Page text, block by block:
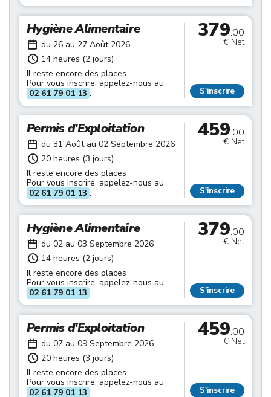
Hygiène Alimentaire
du 26 au 27 Août 2026
14 heures (2 jours)
Il reste encore des places
Pour vous inscrire, appelez-nous au
02 61 79 01 13 .
379.00
€ Net
S'inscrire
Permis d'Exploitation
du 31 Août au 02 Septembre 2026
20 heures (3 jours)
Il reste encore des places
Pour vous inscrire, appelez-nous au
02 61 79 01 13 .
459.00
€ Net
S'inscrire
Hygiène Alimentaire
du 02 au 03 Septembre 2026
14 heures (2 jours)
Il reste encore des places
Pour vous inscrire, appelez-nous au
02 61 79 01 13 .
379.00
€ Net
S'inscrire
Permis d'Exploitation
du 07 au 09 Septembre 2026
20 heures (3 jours)
Il reste encore des places
Pour vous inscrire, appelez-nous au
02 61 79 01 13 .
459.00
€ Net
S'inscrire